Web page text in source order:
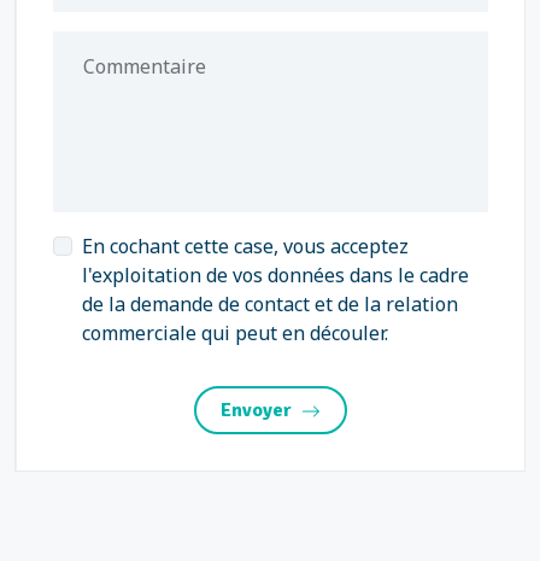
Commentaire
En cochant cette case, vous acceptez
l'exploitation de vos données dans le cadre
de la demande de contact et de la relation
commerciale qui peut en découler.
Envoyer